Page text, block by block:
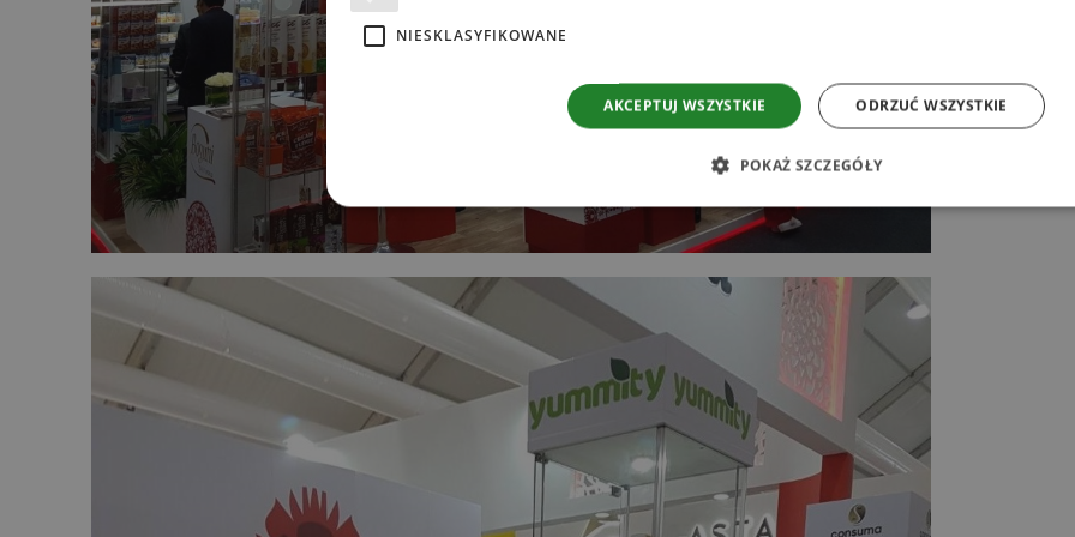
NIESKLASYFIKOWANE
AKCEPTUJ WSZYSTKIE ODRZUĆ WSZYSTKIE
POKAŻ SZCZEGÓŁY
Niezbędne Wydajność Targetowanie Funkcjonalność
Niezbędne pliki cookie umożliwiają korzystanie z podstawowych funkcji strony internetowej, takich jak logowanie
kontem. Bez niezbędnych plików cookie nie można prawidłowo korzystać ze strony internetowej.
NAZWA
PROVIDER /
OKRES
PRZECHOWYWANIA
OPIS
_tt_enable_cookie .decare.pl 1 rok
Ten plik cookie jest używany do zapamiętywania
dotyczących korzystania z plików cookie na
.decare.pl 60 sekund
Ten plik cookie jest powiązany z witrynami
Google do ładowania innych skryptów i kodu na
używany, można go uznać za ściśle niezbędny,
skrypty mogą nie działać poprawnie. Koniec
numer, który jest jednocześnie identyfikatorem